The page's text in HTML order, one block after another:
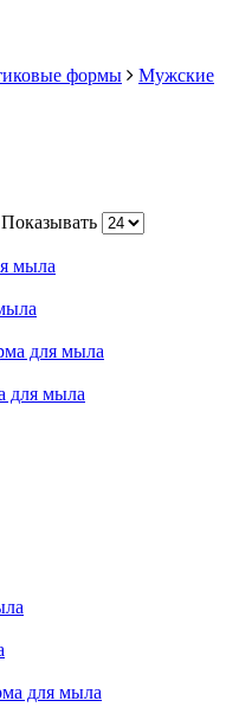
формы
Мужские
Показывать
для мыла